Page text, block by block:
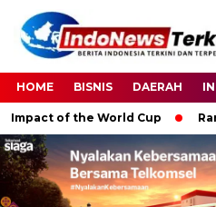
HOME BISNIS DAERAH
of the World Cup